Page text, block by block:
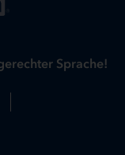
Sprache!